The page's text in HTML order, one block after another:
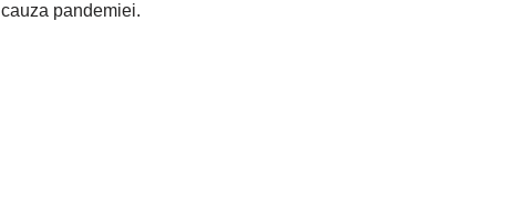
cauza pandemiei.